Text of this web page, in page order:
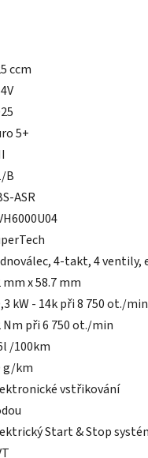
ccm
5+
B
ASR
4-takt, 4
mm x 58.7 mm
kW - 14k při 8 750 ot./min
Nm při 6 750 ot./min
/100km
g/km
vstřikování
Start & Stop